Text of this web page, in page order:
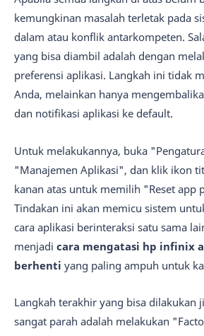
kemungkinan masalah terletak pada
dalam atau konflik antarkompeten.
yang bisa diambil adalah dengan
preferensi aplikasi. Langkah ini tidak
Anda, melainkan hanya
dan notifikasi aplikasi ke default.
Untuk melakukannya, buka
"Manajemen Aplikasi", dan klik ikon
kanan atas untuk memilih "Reset app
Tindakan ini akan memicu sistem
cara aplikasi berinteraksi satu sama
menjadi cara mengatasi hp infinix
berhenti yang paling ampuh untuk
Langkah terakhir yang bisa dilakukan
sangat parah adalah melakukan